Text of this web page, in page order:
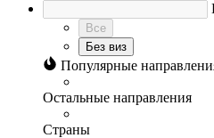
Все
Без виз
Популярные
Остальные направления
Страны